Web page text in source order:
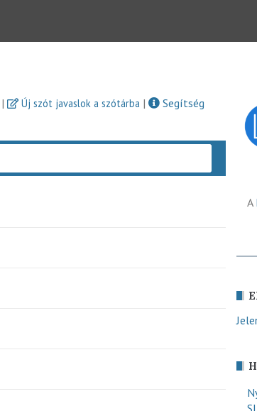
| Új szót javaslok a szótárba |
Segítség
A